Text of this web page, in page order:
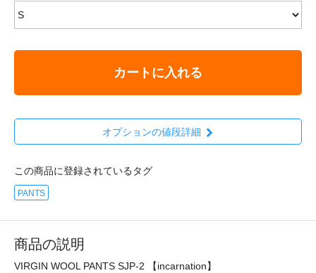
カートに入れる
オプションの値段詳細
この商品に登録されているタグ
PANTS
商品の説明
VIRGIN WOOL PANTS SJP-2 【incarnation】